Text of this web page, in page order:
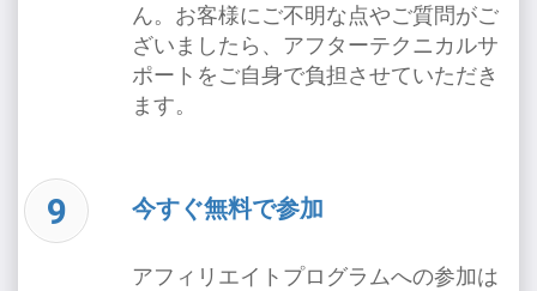
ん。お客様にご不明な点やご質問がご
ざいましたら、アフターテクニカルサ
ポートをご自身で負担させていただき
ます。
今すぐ無料で参加
アフィリエイトプログラムへの参加は